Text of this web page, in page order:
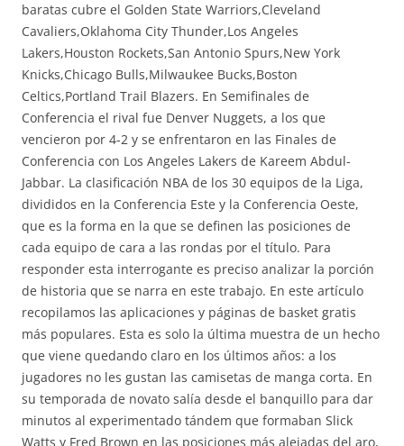
baratas cubre el Golden State Warriors,Cleveland
Cavaliers,Oklahoma City Thunder,Los Angeles
Lakers,Houston Rockets,San Antonio Spurs,New York
Knicks,Chicago Bulls,Milwaukee Bucks,Boston
Celtics,Portland Trail Blazers. En Semifinales de
Conferencia el rival fue Denver Nuggets, a los que
vencieron por 4-2 y se enfrentaron en las Finales de
Conferencia con Los Angeles Lakers de Kareem Abdul-
Jabbar. La clasificación NBA de los 30 equipos de la Liga,
divididos en la Conferencia Este y la Conferencia Oeste,
que es la forma en la que se definen las posiciones de
cada equipo de cara a las rondas por el título. Para
responder esta interrogante es preciso analizar la porción
de historia que se narra en este trabajo. En este artículo
recopilamos las aplicaciones y páginas de basket gratis
más populares. Esta es solo la última muestra de un hecho
que viene quedando claro en los últimos años: a los
jugadores no les gustan las camisetas de manga corta. En
su temporada de novato salía desde el banquillo para dar
minutos al experimentado tándem que formaban Slick
Watts y Fred Brown en las posiciones más alejadas del aro,